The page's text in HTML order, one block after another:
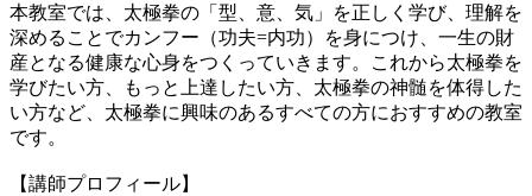
本教室では、太極拳の「型、意、気」を正しく学び、理解を
深めることでカンフー（功夫=内功）を身につけ、一生の財
産となる健康な心身をつくっていきます。これから太極拳を
学びたい方、もっと上達したい方、太極拳の神髄を体得した
い方など、太極拳に興味のあるすべての方におすすめの教室
です。
【講師プロフィール】